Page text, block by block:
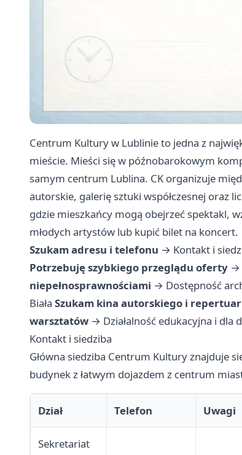
Centrum Kultury w Lublinie to jedna z
mieście. Mieści się w późnobarokowym
samym centrum Lublina. CK organizuje
autorskie, galerię sztuki współczesnej oraz
gdzie mieszkańcy mogą obejrzeć spektakl,
młodych artystów lub kupić bilet na koncert.
Szukam adresu i telefonu → Kontakt i
Potrzebuję szybkiego przeglądu oferty →
niepełnosprawnościami → Dostępność
Biała Szukam kina autorskiego i
warsztatów → Działalność edukacyjna i dla
Kontakt i siedziba
Główna siedziba Centrum Kultury znajduje
budynek z łatwym dojazdem z centrum
Dział Telefon Uwagi
Sekretariat